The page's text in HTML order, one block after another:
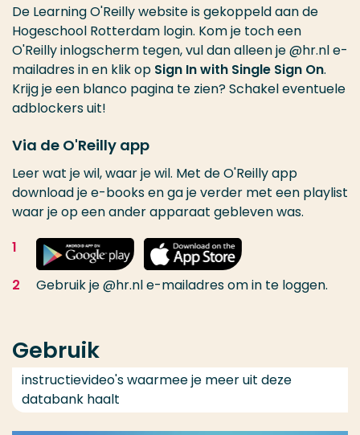
De Learning O'Reilly website is gekoppeld aan de
Hogeschool Rotterdam login. Kom je toch een
O'Reilly inlogscherm tegen, vul dan alleen je @hr.nl e-
mailadres in en klik op Sign In with Single Sign On.
Krijg je een blanco pagina te zien? Schakel eventuele
adblockers uit!
Via de O'Reilly app
Leer wat je wil, waar je wil. Met de O'Reilly app
download je e-books en ga je verder met een playlist
waar je op een ander apparaat gebleven was.
Gebruik je @hr.nl e-mailadres om in te loggen.
Gebruik
instructievideo's waarmee je meer uit deze
databank haalt